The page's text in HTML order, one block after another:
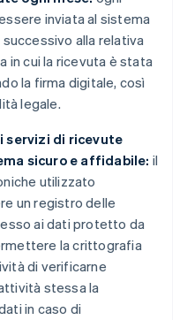
inviata al sistema
alla relativa
in cui la ricevuta è stata
la firma digitale, così
legale.
servizi di ricevute
sicuro e affidabile: il
utilizzato
un registro delle
ai dati protetto da
la crittografia
di verificarne
stessa la
in caso di